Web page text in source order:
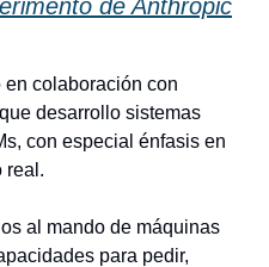
de Anthropic
colaboración con
desarrollo sistemas
con especial énfasis en
real.
al mando de máquinas
para pedir,